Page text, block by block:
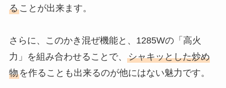
ることが出来ます。
さらに、このかき混ぜ機能と、1285Wの「高火
力」を組み合わせることで、 シャキッとした炒め
物を作ることも出来るのが他にはない魅力です。